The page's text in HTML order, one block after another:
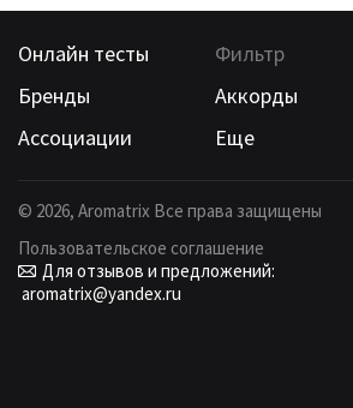
Онлайн тесты Фильтр
Бренды
Аккорды
Ассоциации
Еще
© 2026, Aromatrix Все права защищены
Пользовательское соглашение
Для отзывов и предложений:
aromatrix@yandex.ru